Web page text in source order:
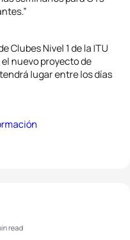
Clubes Nivel 1 de la ITU
nuevo proyecto de
lugar entre los días
read